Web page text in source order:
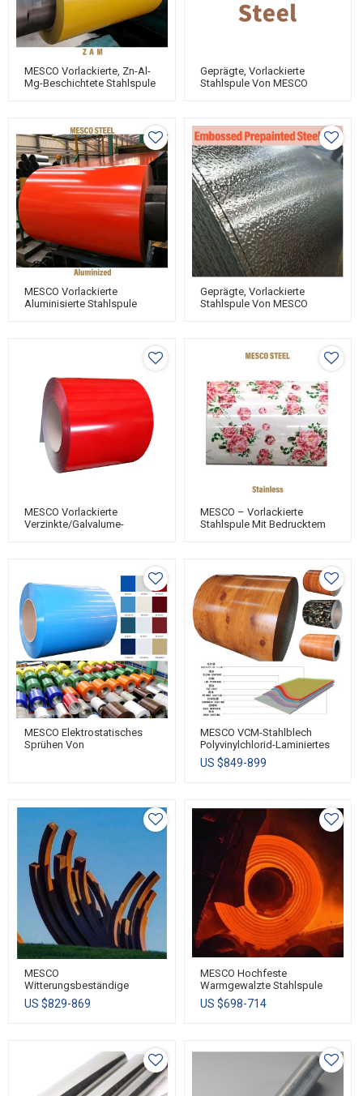
MESCO Vorlackierte, Zn-Al-
Mg-Beschichtete Stahlspule
Geprägte, Vorlackierte
Stahlspule Von MESCO
MESCO Vorlackierte
Aluminisierte Stahlspule
Geprägte, Vorlackierte
Stahlspule Von MESCO
MESCO Vorlackierte
Verzinkte/Galvalume-
MESCO – Vorlackierte
Stahlspule Mit Bedrucktem
MESCO Elektrostatisches
Sprühen Von
MESCO VCM-Stahlblech
Polyvinylchlorid-Laminiertes
Blech PVC-Laminierte
Stahlspule
US $849-899
MESCO
Witterungsbeständige
Stahlspule Cortenstahlblech
US $829-869
MESCO Hochfeste
Warmgewalzte Stahlspule
SS400 HR
Kohlenstoffstahlplatte
US $698-714